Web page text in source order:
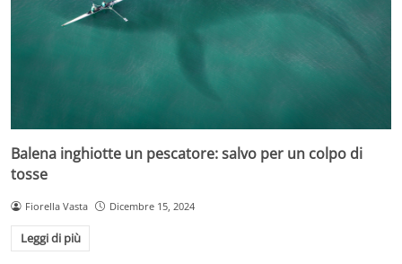
Balena inghiotte un pescatore: salvo per un colpo di
tosse
Fiorella Vasta Dicembre 15, 2024
Leggi di più